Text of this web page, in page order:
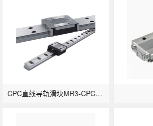
CPC直线导轨滑块MR3-CPC微型直线导轨MRU3ML